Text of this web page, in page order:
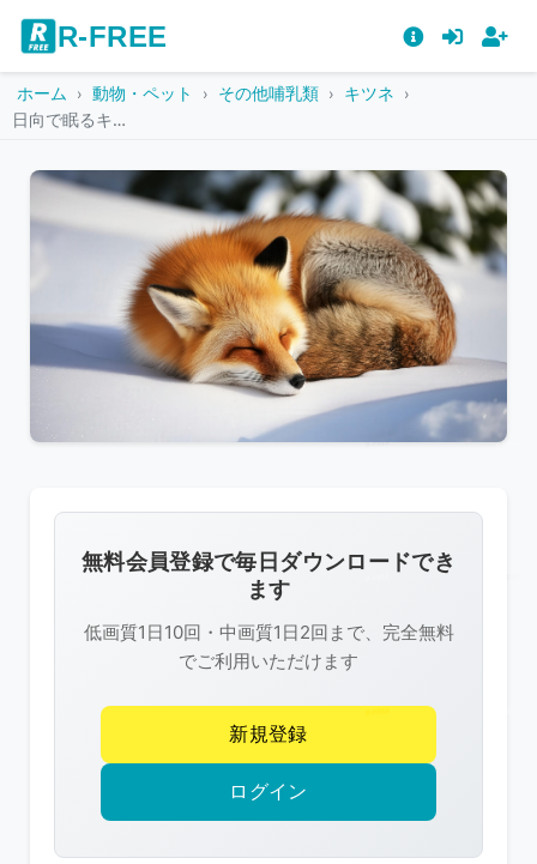
R-FREE
ホーム 動物・ペット その他哺乳類
キツネ
日向で眠るキツネ
像
は
R-
FREE
作
権
無料会員登録で毎日ダウンロードでき
ます
低画質1日10回・中画質1日2回まで、完全無料
でご利用いただけます
新規登録
ログイン